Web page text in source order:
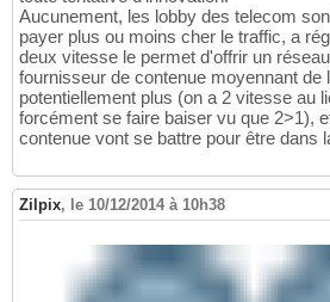
Aucunement, les lobby des telecom
payer plus ou moins cher le traffic, a
deux vitesse le permet d'offrir un
fournisseur de contenue moyennant de
potentiellement plus (on a 2 vitesse au
forcément se faire baiser vu que 2>1),
contenue vont se battre pour être dans
Zilpix, le 10/12/2014 à 10h38